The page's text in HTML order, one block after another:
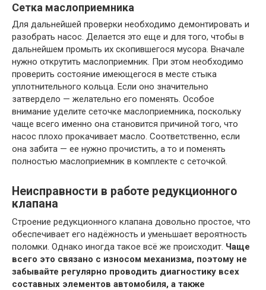
Сетка маслоприемника
Для дальнейшей проверки необходимо демонтировать и
разобрать насос. Делается это еще и для того, чтобы в
дальнейшем промыть их скопившегося мусора. Вначале
нужно открутить маслоприемник. При этом необходимо
проверить состояние имеющегося в месте стыка
уплотнительного кольца. Если оно значительно
затвердело — желательно его поменять. Особое
внимание уделите сеточке маслоприемника, поскольку
чаще всего именно она становится причиной того, что
насос плохо прокачивает масло. Соответственно, если
она забита — ее нужно прочистить, а то и поменять
полностью маслоприемник в комплекте с сеточкой.
Неисправности в работе редукционного
клапана
Строение редукционного клапана довольно простое, что
обеспечивает его надёжность и уменьшает вероятность
поломки. Однако иногда такое всё же происходит. Чаще
всего это связано с износом механизма, поэтому не
забывайте регулярно проводить диагностику всех
составных элементов автомобиля, а также